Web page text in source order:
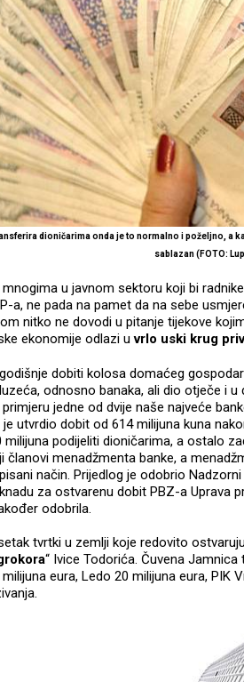
dioničarima onda je to normalno i poželjno, a
sablazan (FOTO:
u javnom sektoru koji bi
a, ne pada na pamet da na sebe
nitko ne dovodi u pitanje tijekove
ekonomije odlazi uvrlo uski krug
dobiti kolosa domaćeg
odnosno banaka, ali dio otječe i
jedne od dvije naše najveće
utvrdio dobit od 614 milijuna kuna
milijuna podijeliti dioničarima, a ostalo
članovi menadžmenta banke, a
način. Prijedlog je odobrio
za ostvarenu dobit PBZ-a Uprava
odobrila.
tvrtki u zemlji koje redovito
“ Ivice Todorića. Čuvena
eura, Ledo 20 milijuna eura, PIK